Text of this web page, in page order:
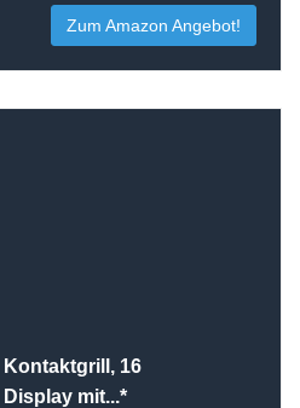
Zum Amazon Angebot!
Kontaktgrill, 16
mit...*